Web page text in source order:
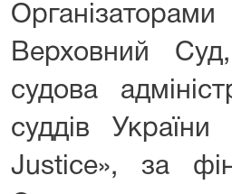
Верховний
судова
суддів
Justice», за